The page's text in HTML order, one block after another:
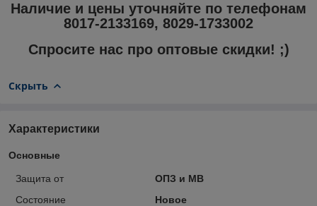
Наличие и цены уточняйте по телефонам
8017-2133169, 8029-1733002
Спросите нас про оптовые скидки! ;)
Скрыть
Характеристики
Основные
Защита от
ОПЗ и МВ
Состояние
Новое